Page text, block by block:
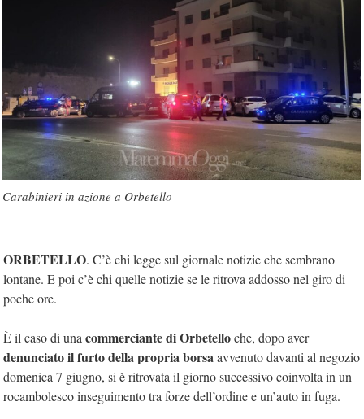
Carabinieri in azione a Orbetello
ORBETELLO. C’è chi legge sul giornale notizie che sembrano
lontane. E poi c’è chi quelle notizie se le ritrova addosso nel giro di
poche ore.
È il caso di una commerciante di Orbetelloche, dopo aver
denunciato il furto della propria borsaavvenuto davanti al negozio
domenica 7 giugno, si è ritrovata il giorno successivo coinvolta in un
rocambolesco inseguimento tra forze dell’ordine e un’auto in fuga.